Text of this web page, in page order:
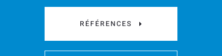
RÉFÉRENCES